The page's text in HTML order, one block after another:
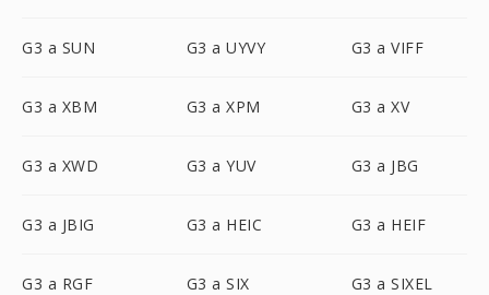
G3 a SUN G3 a UYVY G3 a VIFF
G3 a XBM G3 a XPM G3 a XV
G3 a XWD G3 a YUV G3 a JBG
G3 a JBIG G3 a HEIC G3 a HEIF
G3 a RGF G3 a SIX G3 a SIXEL